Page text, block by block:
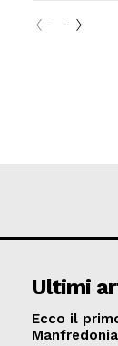
Ultimi
Ecco il